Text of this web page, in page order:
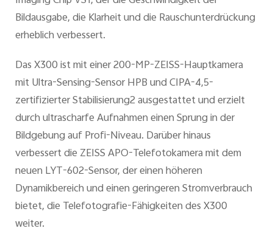
Bildausgabe, die Klarheit und die Rauschunterdrückung
erheblich verbessert.
Das X300 ist mit einer 200-MP-ZEISS-Hauptkamera
mit Ultra-Sensing-Sensor HPB und CIPA-4,5-
zertifizierter Stabilisierung2 ausgestattet und erzielt
durch ultrascharfe Aufnahmen einen Sprung in der
Bildgebung auf Profi-Niveau. Darüber hinaus
verbessert die ZEISS APO-Telefotokamera mit dem
neuen LYT-602-Sensor, der einen höheren
Dynamikbereich und einen geringeren Stromverbrauch
bietet, die Telefotografie-Fähigkeiten des X300
weiter.